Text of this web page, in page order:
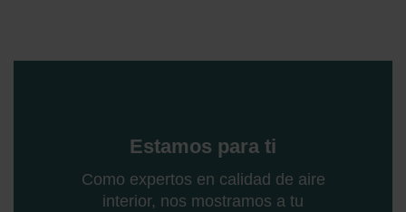
Estamos para ti
Como expertos en calidad de aire
interior, nos mostramos a tu